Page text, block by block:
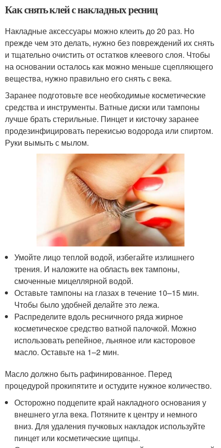
Как снять клей с накладных ресниц
Накладные аксессуары можно клеить до 20 раз. Но
прежде чем это делать, нужно без повреждений их снять
и тщательно очистить от остатков клеевого слоя. Чтобы
на основании осталось как можно меньше сцепляющего
вещества, нужно правильно его снять с века.
Заранее подготовьте все необходимые косметические
средства и инструменты. Ватные диски или тампоны
лучше брать стерильные. Пинцет и кисточку заранее
продезинфицировать перекисью водорода или спиртом.
Руки вымыть с мылом.
Умойте лицо теплой водой, избегайте излишнего
трения. И наложите на область век тампоны,
смоченные мицеллярной водой.
Оставьте тампоны на глазах в течение 10–15 мин.
Чтобы было удобней делайте это лежа.
Распределите вдоль ресничного ряда жирное
косметическое средство ватной палочкой. Можно
использовать репейное, льняное или касторовое
масло. Оставьте на 1–2 мин.
Масло должно быть рафинированное. Перед
процедурой прокипятите и остудите нужное количество.
Осторожно подцепите край накладного основания у
внешнего угла века. Потяните к центру и немного
вниз. Для удаления пучковых накладок используйте
пинцет или косметические щипцы.